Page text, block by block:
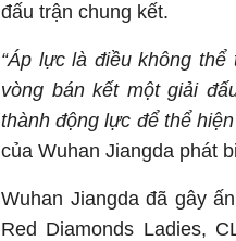
đấu trận chung kết.
“Áp lực là điều không
vòng bán kết một giải
thành động lực để thể
của Wuhan Jiangda phát
Wuhan Jiangda đã gây
Red Diamonds Ladies,